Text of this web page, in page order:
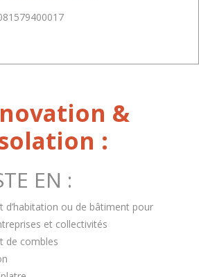
&
:
EN :
d’habitation ou de bâtiment pour
et collectivités
de combles